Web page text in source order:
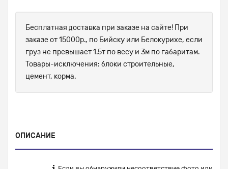
Бесплатная доставка при заказе на сайте! При
заказе от 15000р., по Бийску или Белокурихе, если
груз не превышает 1.5т по весу и 3м по габаритам.
Товары-исключения: блоки строительные,
цемент, корма.
ОПИСАНИЕ